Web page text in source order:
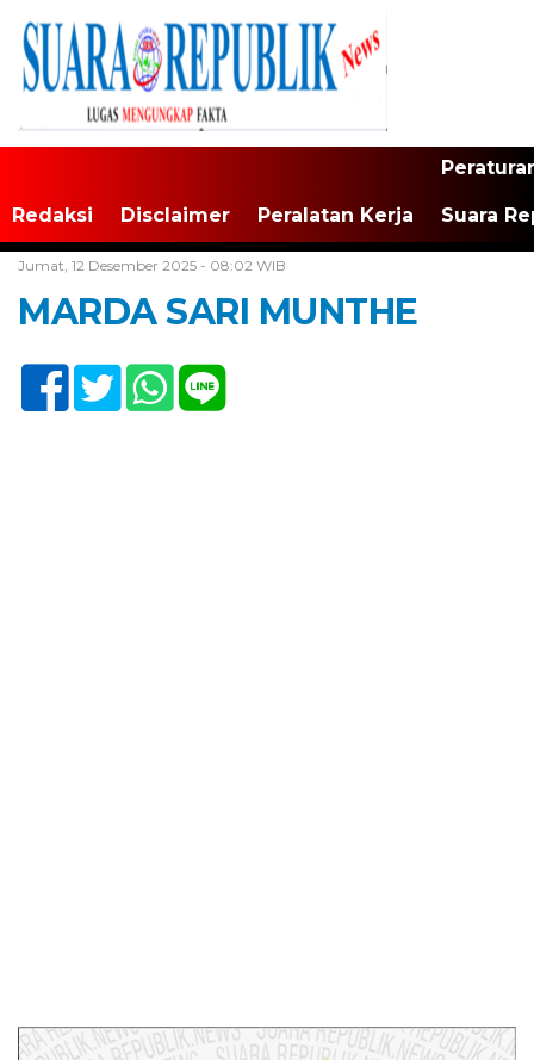
Redaksi Disclaimer Peralatan Kerja Suara
Jumat, 12 Desember 2025 - 08:02 WIB
MARDA SARI MUNTHE